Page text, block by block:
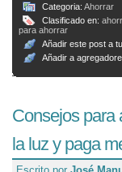
Categoria: Ahorrar
Clasificado en:
para ahorrar
Añadir este post a
Añadir a
Consejos para
la luz y paga